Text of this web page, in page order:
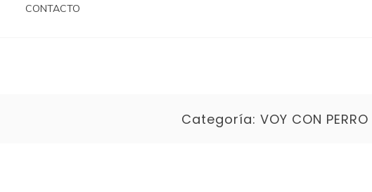
CONTACTO
Categoría: VOY CON PERRO